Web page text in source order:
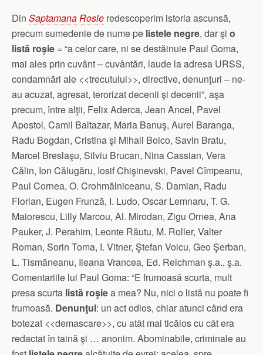
Din Saptamana Rosie redescoperim istoria ascunsă,
precum sumedenie de nume pe listele negre, dar şi o
listă roşie = “a celor care, ni se destăinuie Paul Goma,
mai ales prin cuvânt – cuvântări, laude la adresa URSS,
condamnări ale <<trecutului>>, directive, denunţuri – ne-
au acuzat, agresat, terorizat decenii şi decenii”, aşa
precum, între alţii, Felix Aderca, Jean Ancel, Pavel
Apostol, Camil Baltazar, Maria Banuş, Aurel Baranga,
Radu Bogdan, Cristina şi Mihail Boico, Savin Bratu,
Marcel Breslaşu, Silviu Brucan, Nina Cassian, Vera
Călin, Ion Călugăru, Iosif Chişinevski, Pavel Cîmpeanu,
Paul Cornea, O. Crohmălniceanu, S. Damian, Radu
Florian, Eugen Frunză, I. Ludo, Oscar Lemnaru, T. G.
Maiorescu, Lilly Marcou, Al. Mirodan, Zigu Ornea, Ana
Pauker, J. Perahim, Leonte Răutu, M. Roller, Valter
Roman, Sorin Toma, I. Vitner, Ştefan Voicu, Geo Şerban,
L. Tismăneanu, Ileana Vrancea, Ed. Reichman ş.a., ş.a.
Comentariile lui Paul Goma: “E frumoasă scurta, mult
presa scurta listă roşiea mea? Nu, nici o listă nu poate fi
frumoasă. Denunţul: un act odios, chiar atunci când era
botezat <<demascare>>, cu atât mai ticălos cu cât era
redactat în taină şi … anonim. Abominabile, criminale au